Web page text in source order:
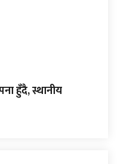
हुँदै, स्थानीय